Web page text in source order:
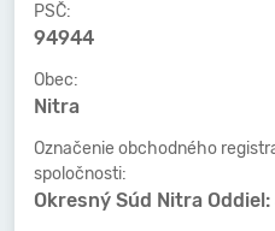
PSČ:
94944
Obec:
Nitra
Označenie obchodného
spoločnosti:
Okresný Súd Nitra